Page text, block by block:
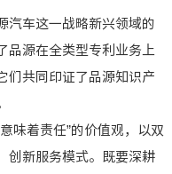
汽车这一战略新兴领域的
品源在全类型专利业务上
们共同印证了品源知识产
味着责任”的价值观，以双
创新服务模式。既要深耕